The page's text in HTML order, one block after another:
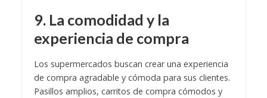
9. La comodidad y la
experiencia de compra
Los supermercados buscan crear una experiencia
de compra agradable y cómoda para sus clientes.
Pasillos amplios, carritos de compra cómodos y